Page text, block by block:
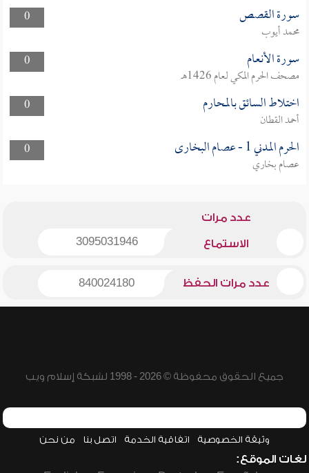
0
سورة القصص
محمد أيوب
0
سورة الأنعام
مصحف الحرم المكي لعام 1426هـ
0
اختلاط السائق بالمحارم
أحمد القطان
0
الحرم المدني 1 - عصام البخارى
عصام بخاري
عدد مرات
الاستماع 3095031946
عدد مرات الحفظ 840024180
جميع الحقوق محفوظة © 2026 - 1998 لشبكة إسلام ويب
وثيقة الخصوصية اتفاقية الخدمة اتصل بنا من نحن
لغات الموقع: